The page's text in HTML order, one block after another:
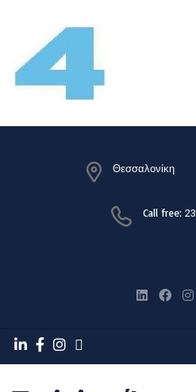
Θεσσαλονίκη
Call free: